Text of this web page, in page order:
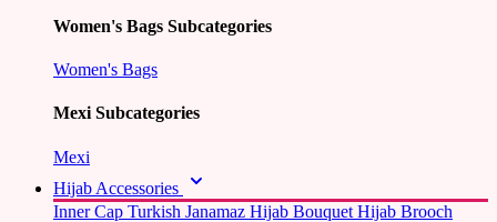
Women's Bags Subcategories
Women's Bags
Mexi Subcategories
Mexi
Hijab Accessories
Inner Cap Turkish Janamaz Hijab Bouquet Hijab Brooch